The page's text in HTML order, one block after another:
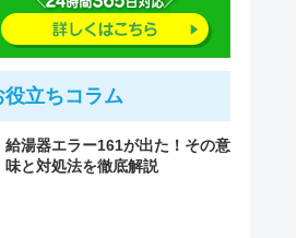
立ちコラム
給湯器エラー161が出た！その意
味と対処法を徹底解説